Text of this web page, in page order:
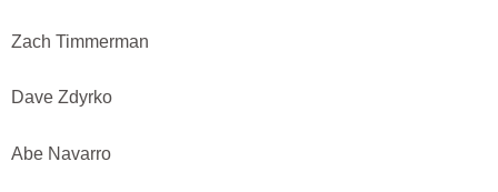
Zach Timmerman
Dave Zdyrko
Abe Navarro